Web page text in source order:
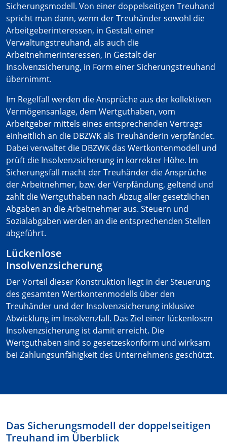
Sicherungsmodell. Von einer doppelseitigen Treuhand
spricht man dann, wenn der Treuhänder sowohl die
Arbeitgeberinteressen, in Gestalt einer
Verwaltungstreuhand, als auch die
Arbeitnehmerinteressen, in Gestalt der
Insolvenzsicherung, in Form einer Sicherungstreuhand
übernimmt.
Im Regelfall werden die Ansprüche aus der kollektiven
Vermögensanlage, dem Wertguthaben, vom
Arbeitgeber mittels eines entsprechenden Vertrags
einheitlich an die DBZWK als Treuhänderin verpfändet.
Dabei verwaltet die DBZWK das Wertkontenmodell und
prüft die Insolvenzsicherung in korrekter Höhe. Im
Sicherungsfall macht der Treuhänder die Ansprüche
der Arbeitnehmer, bzw. der Verpfändung, geltend und
zahlt die Wertguthaben nach Abzug aller gesetzlichen
Abgaben an die Arbeitnehmer aus. Steuern und
Sozialabgaben werden an die entsprechenden Stellen
abgeführt.
Lückenlose
Insolvenzsicherung
Der Vorteil dieser Konstruktion liegt in der Steuerung
des gesamten Wertkontenmodells über den
Treuhänder und der Insolvenzsicherung inklusive
Abwicklung im Insolvenzfall. Das Ziel einer lückenlosen
Insolvenzsicherung ist damit erreicht. Die
Wertguthaben sind so gesetzeskonform und wirksam
bei Zahlungsunfähigkeit des Unternehmens geschützt.
Das Sicherungsmodell der doppelseitigen
Treuhand im Überblick